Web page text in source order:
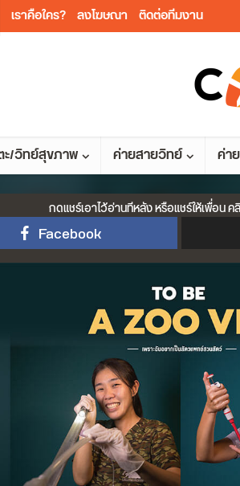
เราคือใคร? ลงโฆษณา ติดต่อทีมงาน
/วิทย์สุขภาพ ค่ายสายวิทย์ ค่า
กดแชร์เอาไว้อ่านทีหลัง หรือแชร์ให้เพื่อน
Facebook